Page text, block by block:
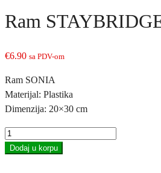
Ram
€6.90 sa PDV-om
Ram SONIA
Materijal: Plastika
Dimenzija: 20×30 cm
Ram
STAYBRIDGE
Dodaj u korpu